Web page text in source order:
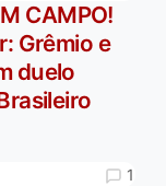
CAMPO!
Grêmio e
duelo
1